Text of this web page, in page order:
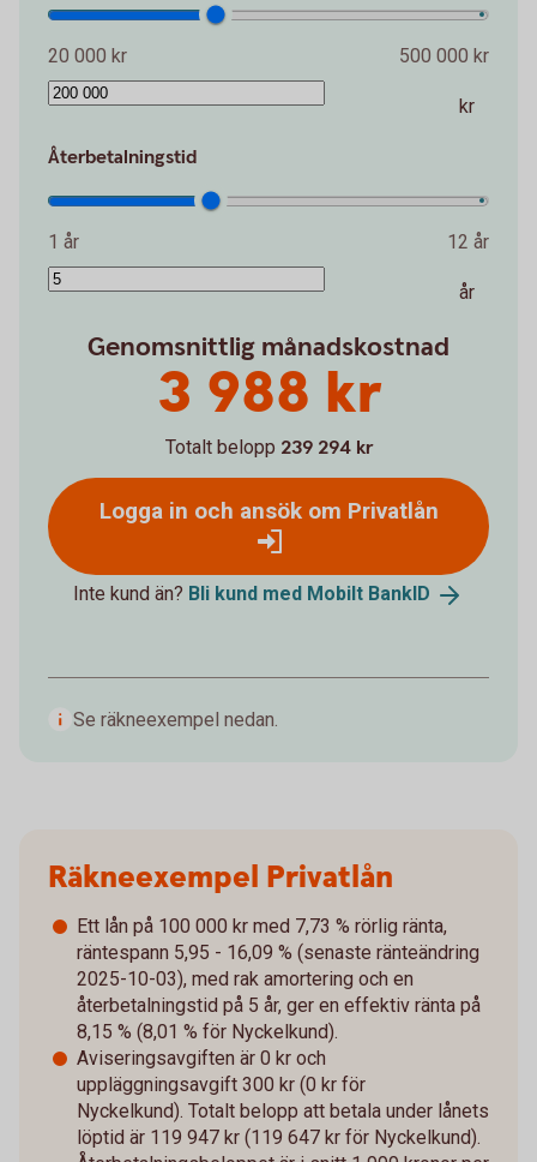
20 000 kr 500 000 kr
kr
Återbetalningstid
1 år 12 år
år
Genomsnittlig månadskostnad
3 988 kr
Totalt belopp 239 294 kr
Logga in och ansök om Privatlån
Inte kund än? Bli kund med Mobilt BankID
Se räkneexempel nedan.
Räkneexempel Privatlån
Ett lån på 100 000 kr med 7,73 % rörlig ränta,
räntespann 5,95 - 16,09 % (senaste ränteändring
2025-10-03), med rak amortering och en
återbetalningstid på 5 år, ger en effektiv ränta på
8,15 % (8,01 % för Nyckelkund).
Aviseringsavgiften är 0 kr och
uppläggningsavgift 300 kr (0 kr för
Nyckelkund). Totalt belopp att betala under lånets
löptid är 119 947 kr (119 647 kr för Nyckelkund).